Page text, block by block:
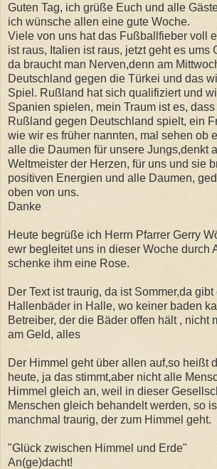
Guten Tag, ich grüße Euch und alle
ich wünsche allen eine gute Woche.
Viele von uns hat das Fußballfieber voll
ist raus, Italien ist raus, jetzt geht es ums
da braucht man Nerven,denn am
Deutschland gegen die Türkei und das
Spiel. Rußland hat sich qualifiziert und
Spanien spielen, mein Traum ist es,
Rußland gegen Deutschland spielt, ein
wie wir es früher nannten, mal sehen ob
alle die Daumen für unsere Jungs,denkt
Weltmeister der Herzen, für uns und sie
positiven Energien und alle Daumen,
oben von uns.
Danke
Heute begrüße ich Herrn Pfarrer Gerry
ewr begleitet uns in dieser Woche durch
schenke ihm eine Rose.
Der Text ist traurig, da ist Sommer,da
Hallenbäder in Halle, wo keiner baden
Betreiber, der die Bäder offen hält , nicht
am Geld, alles
Der Himmel geht über allen auf,so heißt
heute, ja das stimmt,aber nicht alle
Himmel gleich an, weil in dieser
Menschen gleich behandelt werden, so
manchmal traurig, der zum Himmel geht.
"Glück zwischen Himmel und Erde"
An(ge)dacht!